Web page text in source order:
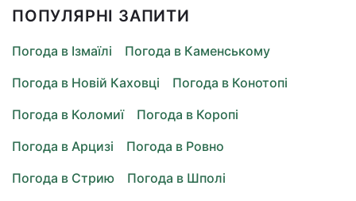
ПОПУЛЯРНІ ЗАПИТИ
Погода в Ізмаїлі
Погода в Каменському
Погода в Новій Каховці
Погода в Конотопі
Погода в Коломиї
Погода в Коропі
Погода в Арцизі
Погода в Ровно
Погода в Стрию
Погода в Шполі